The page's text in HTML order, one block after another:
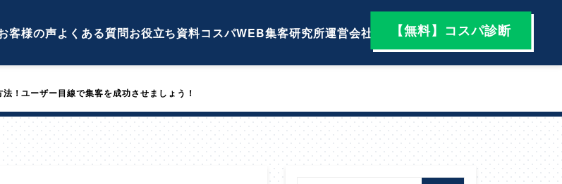
客様の声よくある質問お役立ち資料コスパWEB集客研究所運営会社 【無料】コスパ診断
！ユーザー目線で集客を成功させましょう！